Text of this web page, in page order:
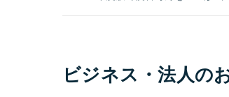
ビジネス・法人の